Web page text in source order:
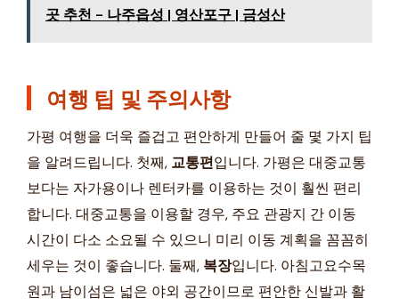
곳 추천 - 나주읍성 | 영산포구 | 금성산
여행 팁 및 주의사항
가평 여행을 더욱 즐겁고 편안하게 만들어 줄 몇 가지 팁
을 알려드립니다. 첫째, 교통편입니다. 가평은 대중교통
보다는 자가용이나 렌터카를 이용하는 것이 훨씬 편리
합니다. 대중교통을 이용할 경우, 주요 관광지 간 이동
시간이 다소 소요될 수 있으니 미리 이동 계획을 꼼꼼히
세우는 것이 좋습니다. 둘째, 복장입니다. 아침고요수목
원과 남이섬은 넓은 야외 공간이므로 편안한 신발과 활